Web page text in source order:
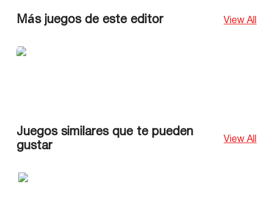
Más juegos de este editor View All
Juegos similares que te pueden
gustar
View All